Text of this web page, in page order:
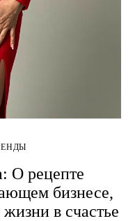
О рецепте
бизнесе,
в счастье